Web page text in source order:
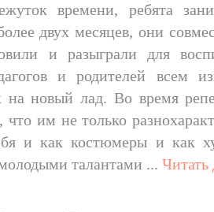
времени, ребята
двух месяцев, они
и разыграли для
и родителей всем
новый лад. Во время
что им не только
и как костюмеры и как
талантами ... Читать